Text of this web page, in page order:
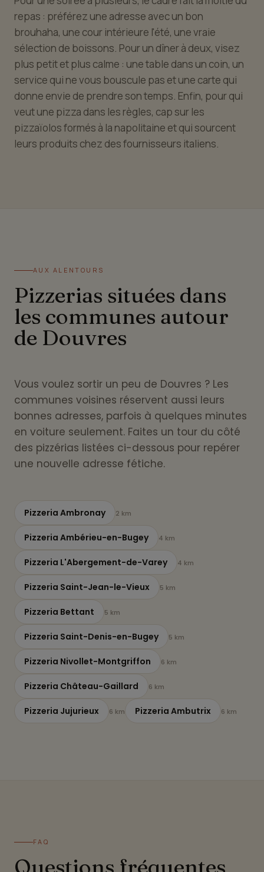
repas : préférez une adresse avec un bon
brouhaha, une cour intérieure l'été, une vraie
sélection de boissons. Pour un dîner à deux, visez
plus petit et plus calme : une table dans un coin, un
service qui ne vous bouscule pas et une carte qui
donne envie de prendre son temps. Enfin, pour qui
veut une pizza dans les règles, cap sur les
pizzaïolos formés à la napolitaine et qui sourcent
leurs produits chez des fournisseurs italiens.
AUX ALENTOURS
Pizzerias situées dans
les communes autour
de Douvres
Vous voulez sortir un peu de Douvres ? Les
communes voisines réservent aussi leurs
bonnes adresses, parfois à quelques minutes
en voiture seulement. Faites un tour du côté
des pizzérias listées ci-dessous pour repérer
une nouvelle adresse fétiche.
Pizzeria Ambronay 2 km
Pizzeria Ambérieu-en-Bugey 4 km
Pizzeria L'Abergement-de-Varey 4 km
Pizzeria Saint-Jean-le-Vieux 5 km
Pizzeria Bettant 5 km
Pizzeria Saint-Denis-en-Bugey 5 km
Pizzeria Nivollet-Montgriffon 6 km
Pizzeria Château-Gaillard 6 km
Pizzeria Jujurieux 6 km Pizzeria Ambutrix 6 km
FAQ